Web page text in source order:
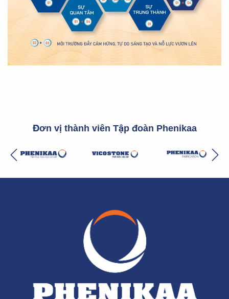
Đơn vị thành viên Tập đoàn Phenikaa